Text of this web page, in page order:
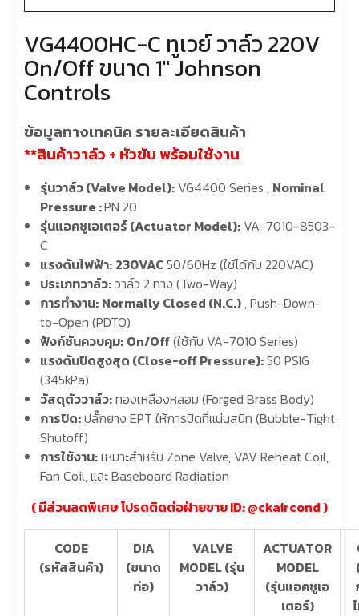
VG4400HC-C ทูเวย์ วาล์ว 220V
On/Off ขนาด 1″ Johnson
Controls
ข้อมูลทางเทคนิค รายละเอียดสินค้า
**สินค้าวาล์ว + หัวขับ พร้อมใช้งาน
รุ่นวาล์ว (Valve Model): VG4400 Series , Nominal
Pressure :PN 20
รุ่นแอคชูเอเตอร์ (Actuator Model): VA-7010-8503-
C
แรงดันไฟฟ้า: 230VAC50/60Hz (ใช้ได้กับ 220VAC)
ประเภทวาล์ว:วาล์ว 2 ทาง (Two-Way)
การทำงาน: Normally Closed (N.C.) , Push-Down-
to-Open (PDTO)
ฟังก์ชันควบคุม: On/Off(ใช้กับ VA-7010 Series)
แรงดันปิดสูงสุด (Close-off Pressure):50 PSIG
(345kPa)
วัสดุตัววาล์ว:ทองเหลืองหลอม (Forged Brass Body)
การปิด:ปลั๊กยาง EPT ให้การปิดที่แน่นสนิท (Bubble-Tight
Shutoff)
การใช้งาน:เหมาะสำหรับ Zone Valve, VAV Reheat Coil,
Fan Coil, และ Baseboard Radiation
( มีส่วนลดพิเศษ โปรดติดต่อฝ่ายขาย ID: @ckaircond )
CODE
(รหัสสินค้า)
DIA
(ขนาด
ท่อ)
VALVE
MODEL (รุ่น
วาล์ว)
ACTUATOR
MODEL
(รุ่นแอคชูเอ
เตอร์)